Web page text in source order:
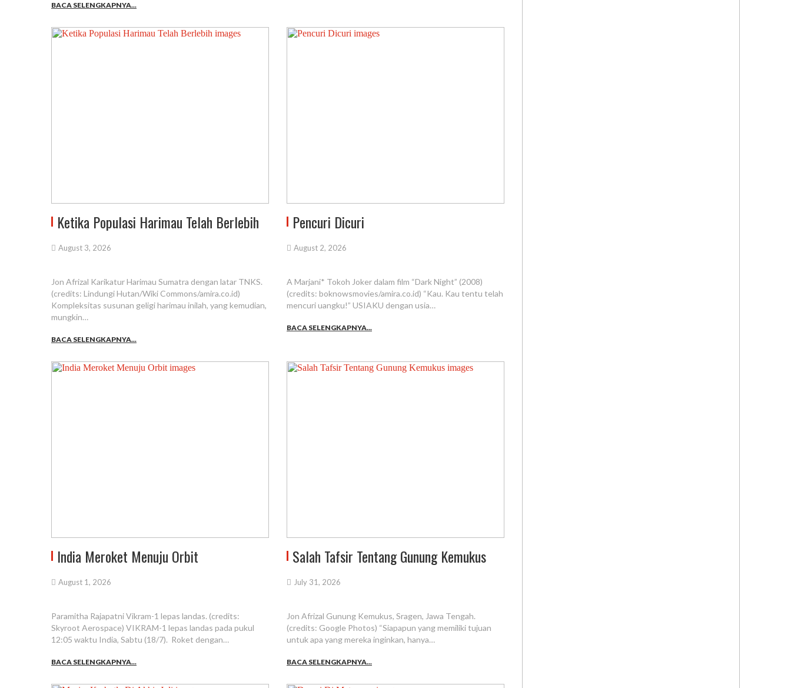
BACA SELENGKAPNYA...
Ketika Populasi Harimau Telah Berlebih
August 3, 2026
Jon Afrizal Karikatur Harimau Sumatra dengan latar TNKS.
(credits: Lindungi Hutan/Wiki Commons/amira.co.id)
Kompleksitas susunan geligi harimau inilah, yang kemudian,
mungkin…
BACA SELENGKAPNYA...
Pencuri Dicuri
August 2, 2026
A Marjani* Tokoh Joker dalam film “Dark Night” (2008)
(credits: boknowsmovies/amira.co.id) “Kau. Kau tentu telah
mencuri uangku!” USIAKU dengan usia…
BACA SELENGKAPNYA...
India Meroket Menuju Orbit
August 1, 2026
Paramitha Rajapatni Vikram-1 lepas landas. (credits:
Skyroot Aerospace) VIKRAM-1 lepas landas pada pukul
12:05 waktu India, Sabtu (18/7). Roket dengan…
BACA SELENGKAPNYA...
Salah Tafsir Tentang Gunung Kemukus
July 31, 2026
Jon Afrizal Gunung Kemukus, Sragen, Jawa Tengah.
(credits: Google Photos) “Siapapun yang memiliki tujuan
untuk apa yang mereka inginkan, hanya…
BACA SELENGKAPNYA...